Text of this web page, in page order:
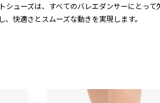
ューズは、すべてのバレエダンサーにとって
、快適さとスムーズな動きを実現します。